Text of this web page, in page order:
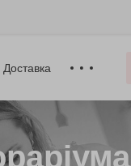
Доставка